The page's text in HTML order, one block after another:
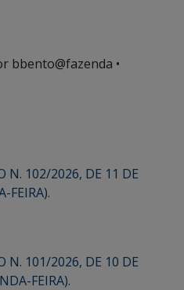
bbento@fazenda •
N. 102/2026, DE 11 DE
FEIRA).
N. 101/2026, DE 10 DE
FEIRA).